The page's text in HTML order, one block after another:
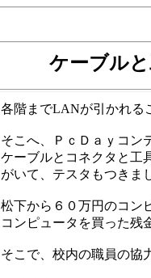
ケーブル
各階までLANが引かれる
そこへ、ＰｃＤａｙコン
ケーブルとコネクタと工
がいて、テスタもつきま
松下から６０万円のコン
コンピュータを買った残
そこで、校内の職員の協